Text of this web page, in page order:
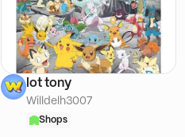
lot tony
Willdelh3007
Shops